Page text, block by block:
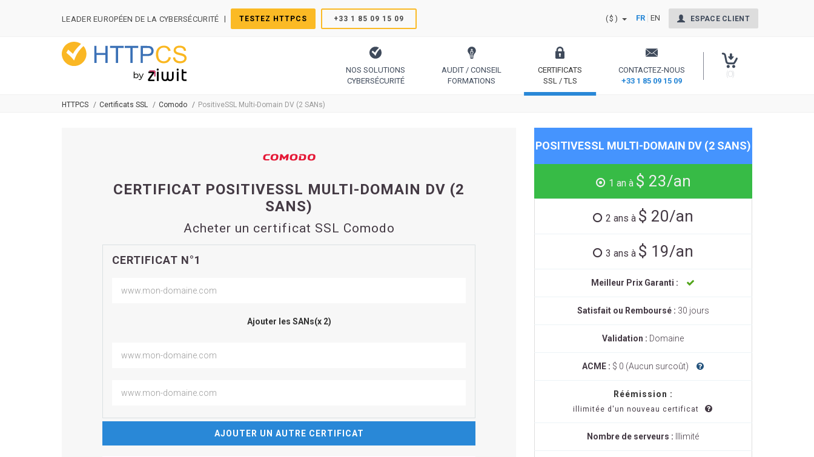
LEADER EUROPÉEN DE LA CYBERSÉCURITÉ | TESTEZ HTTPCS +33 1 85 09 15 09 ($) FR EN ESPACE CLIENT
NOS SOLUTIONS
CYBERSÉCURITÉ
AUDIT / CONSEIL
FORMATIONS
CERTIFICATS
SSL / TLS
CONTACTEZ-NOUS
+33 1 85 09 15 09
(0)
HTTPCS Certificats SSL Comodo PositiveSSL Multi-Domain DV (2 SANs)
CERTIFICAT POSITIVESSL MULTI-DOMAIN DV (2
SANS)
Acheter un certificat SSL Comodo
CERTIFICAT N°1
Ajouter les SANs(x 2)
AJOUTER UN AUTRE CERTIFICAT
POSITIVESSL MULTI-DOMAIN DV (2 SANS)
1 an à $ 23/an
2 ans à $ 20/an
3 ans à $ 19/an
Meilleur Prix Garanti :
Satisfait ou Remboursé : 30 jours
Validation : Domaine
ACME : $ 0 (Aucun surcoût)
Réémission :
illimitée d'un nouveau certificat
Nombre de serveurs : Illimité